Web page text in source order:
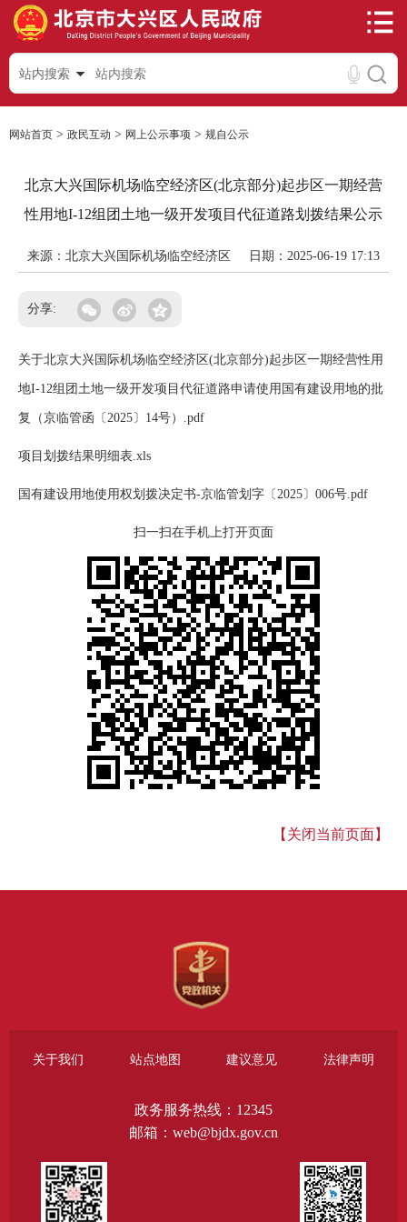
站内搜索
网站首页 > 政民互动 > 网上公示事项 > 规自公示
北京大兴国际机场临空经济区(北京部分)起步区一期经营
性用地I-12组团土地一级开发项目代征道路划拨结果公示
来源：北京大兴国际机场临空经济区 日期：2025-06-19 17:13
分享:
关于北京大兴国际机场临空经济区(北京部分)起步区一期经营性用
地I-12组团土地一级开发项目代征道路申请使用国有建设用地的批
复（京临管函〔2025〕14号）.pdf
项目划拨结果明细表.xls
国有建设用地使用权划拨决定书-京临管划字〔2025〕006号.pdf
扫一扫在手机上打开页面
【关闭当前页面】
关于我们 站点地图 建议意见 法律声明
政务服务热线：12345
邮箱：web@bjdx.gov.cn